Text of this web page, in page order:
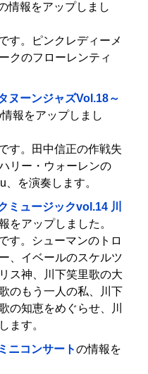
情報をアップしまし
す。ピンクレディーメ
クのフローレンティ
ヌーンジャズVol.18～
報をアップしまし
す。田中信正の作戦失
リー・ウォーレンの
を演奏します。
ミュージックvol.14 川
をアップしました。
す。シューマンのトロ
、イベールのスケルツ
ス神、川下笑里歌の大
のもう一人の私、川下
の知恵をめぐらせ、川
ます。
ニコンサートの情報を